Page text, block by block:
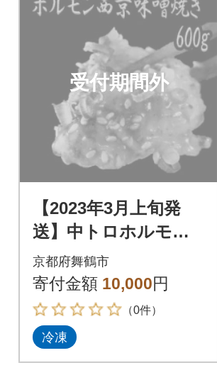
受付期間外
【2023年3月上旬発
送】中トロホルモン
西京味噌焼き 600g
京都府舞鶴市
寄付金額 10,000円
（0件）
冷凍